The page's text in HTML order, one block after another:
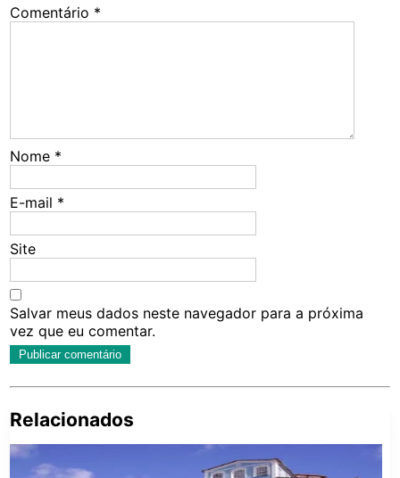
Comentário *
Nome *
E-mail *
Site
Salvar meus dados neste navegador para a próxima
vez que eu comentar.
Relacionados